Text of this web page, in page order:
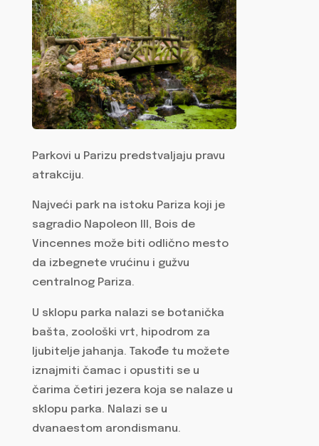
Parkovi u Parizu predstvaljaju pravu
atrakciju.
Najveći park na istoku Pariza koji je
sagradio Napoleon III, Bois de
Vincennes može biti odlično mesto
da izbegnete vrućinu i gužvu
centralnog Pariza.
U sklopu parka nalazi se botanička
bašta, zoološki vrt, hipodrom za
ljubitelje jahanja. Takođe tu možete
iznajmiti čamac i opustiti se u
čarima četiri jezera koja se nalaze u
sklopu parka. Nalazi se u
dvanaestom arondismanu.